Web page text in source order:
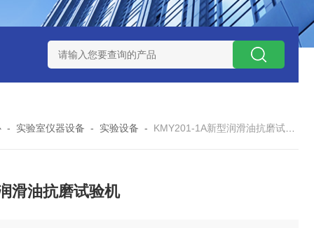
GAXT手持式单一气体检测仪 加拿大BW
- 实验室仪器设备 - 实验设备 - KMY201-1A新型润滑油抗磨试验机
滑油抗磨试验机